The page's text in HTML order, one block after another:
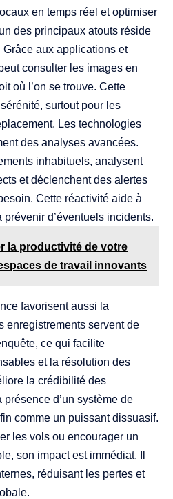
en temps réel et optimiser
des principaux atouts réside
Grâce aux applications et
consulter les images en
où l’on se trouve. Cette
surtout pour les
Les technologies
des analyses avancées.
inhabituels, analysent
et déclenchent des alertes
Cette réactivité aide à
d’éventuels incidents.
la productivité de votre
de travail innovants
favorisent aussi la
enregistrements servent de
ce qui facilite
et la résolution des
la crédibilité des
d’un système de
comme un puissant dissuasif.
les vols ou encourager un
son impact est immédiat. Il
réduisant les pertes et